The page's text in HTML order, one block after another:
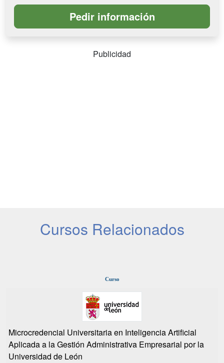
Publicidad
Cursos Relacionados
Curso
Microcredencial Universitaria en Inteligencia Artificial
Aplicada a la Gestión Administrativa Empresarial por la
Universidad de León